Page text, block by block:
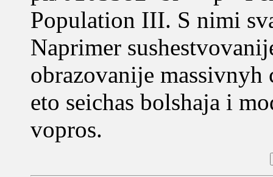
Population III. S nimi
Naprimer
obrazovanije
eto seichas bolshaja i
vopros.